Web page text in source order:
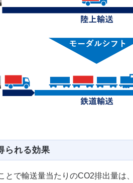
られる効果
とで輸送量当たりのCO2排出量は